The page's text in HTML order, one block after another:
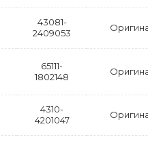
43081-
2409053
65111-
1802148
4310-
4201047